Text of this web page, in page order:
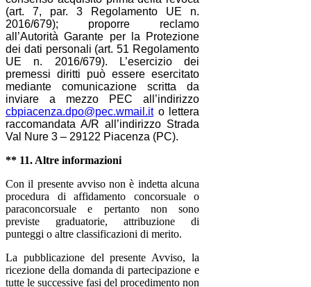
(art. 7, par. 3 Regolamento UE n.
2016/679); proporre reclamo
all’Autorità Garante per la Protezione
dei dati personali (art. 51 Regolamento
UE n. 2016/679).
L’esercizio dei
premessi diritti può essere esercitato
mediante comunicazione scritta da
inviare a mezzo PEC all’indirizzo
cbpiacenza.dpo@pec.wmail.ito lettera
raccomandata A/R all’indirizzo Strada
Val Nure 3 – 29122 Piacenza (PC).
** 11. Altre informazioni
Con il presente avviso non è indetta alcuna
procedura di affidamento concorsuale o
paraconcorsuale e pertanto non sono
previste graduatorie, attribuzione di
punteggi o altre classificazioni di merito.
La pubblicazione del presente Avviso, la
ricezione della domanda di partecipazione e
tutte le successive fasi del procedimento non